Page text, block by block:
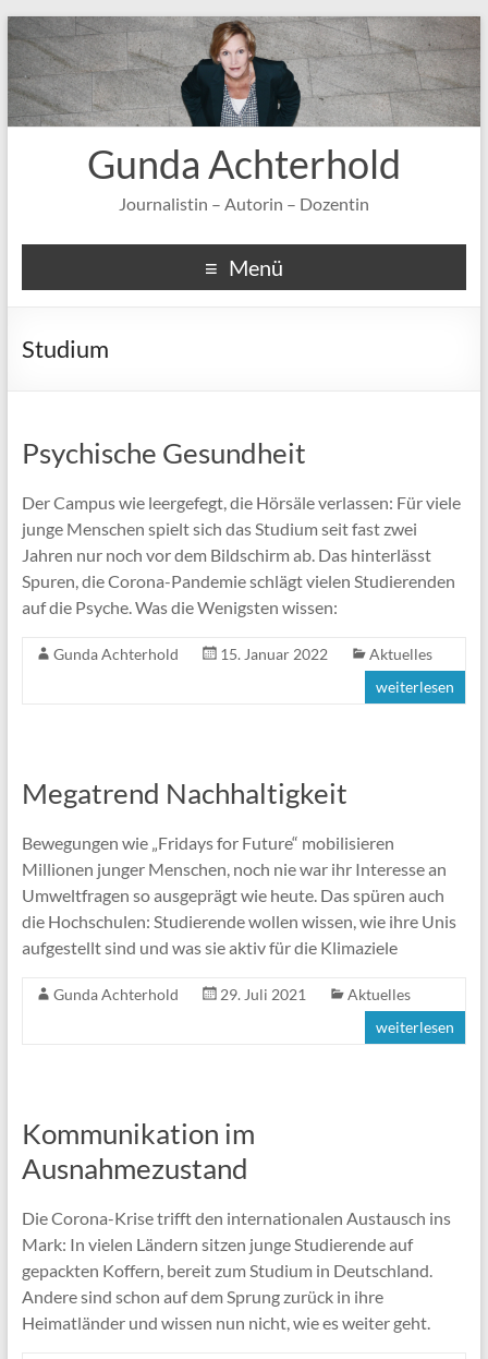
Gunda Achterhold
Journalistin – Autorin – Dozentin
Menü
Studium
Psychische Gesundheit
Der Campus wie leergefegt, die Hörsäle verlassen: Für viele
junge Menschen spielt sich das Studium seit fast zwei
Jahren nur noch vor dem Bildschirm ab. Das hinterlässt
Spuren, die Corona-Pandemie schlägt vielen Studierenden
auf die Psyche. Was die Wenigsten wissen:
Gunda Achterhold 15. Januar 2022
Aktuelles
weiterlesen
Megatrend Nachhaltigkeit
Bewegungen wie „Fridays for Future“ mobilisieren
Millionen junger Menschen, noch nie war ihr Interesse an
Umweltfragen so ausgeprägt wie heute. Das spüren auch
die Hochschulen: Studierende wollen wissen, wie ihre Unis
aufgestellt sind und was sie aktiv für die Klimaziele
Gunda Achterhold 29. Juli 2021
Aktuelles
weiterlesen
Kommunikation im
Ausnahmezustand
Die Corona-Krise trifft den internationalen Austausch ins
Mark: In vielen Ländern sitzen junge Studierende auf
gepackten Koffern, bereit zum Studium in Deutschland.
Andere sind schon auf dem Sprung zurück in ihre
Heimatländer und wissen nun nicht, wie es weiter geht.